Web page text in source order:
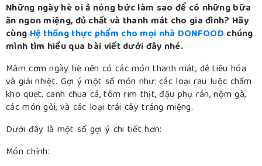
Những ngày hè oi ả nóng bức làm sao để có những bữa
ăn ngon miệng, đủ chất và thanh mát cho gia đình? Hãy
cùng Hệ thống thực phẩm cho mọi nhà DONFOOD chúng
mình tìm hiểu qua bài viết dưới đây nhé.
Mâm cơm ngày hè nên có các món thanh mát, dễ tiêu hóa
và giải nhiệt. Gợi ý một số món như:các loại rau luộc chấm
kho quẹt, canh chua cá, tôm rim thịt, đậu phụ rán, nộm gà,
các món gỏi, và các loại trái cây tráng miệng.
Dưới đây là một số gợi ý chi tiết hơn:
Món chính: